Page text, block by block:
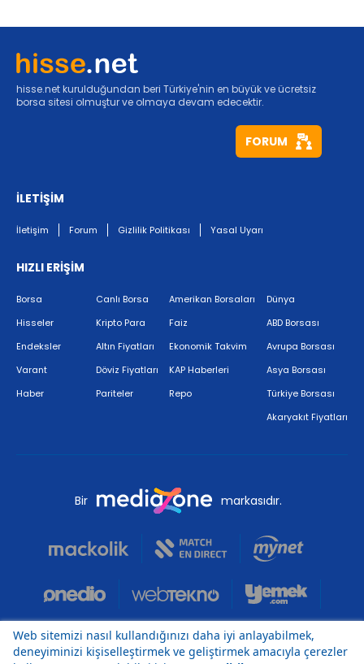
hisse.net kurulduğundan beri Türkiye'nin en büyük ve ücretsiz
borsa sitesi olmuştur ve olmaya devam edecektir.
FORUM
İLETİŞİM
İletişim Forum Gizlilik Politikası Yasal Uyarı
HIZLI ERİŞİM
Borsa
Hisseler
Endeksler
Varant
Haber
Canlı Borsa
Kripto Para
Altın Fiyatları
Döviz Fiyatları
Pariteler
Amerikan Borsaları
Faiz
Ekonomik Takvim
KAP Haberleri
Repo
Dünya
ABD Borsası
Avrupa Borsası
Asya Borsası
Türkiye Borsası
Akaryakıt Fiyatları
Bir markasıdır.